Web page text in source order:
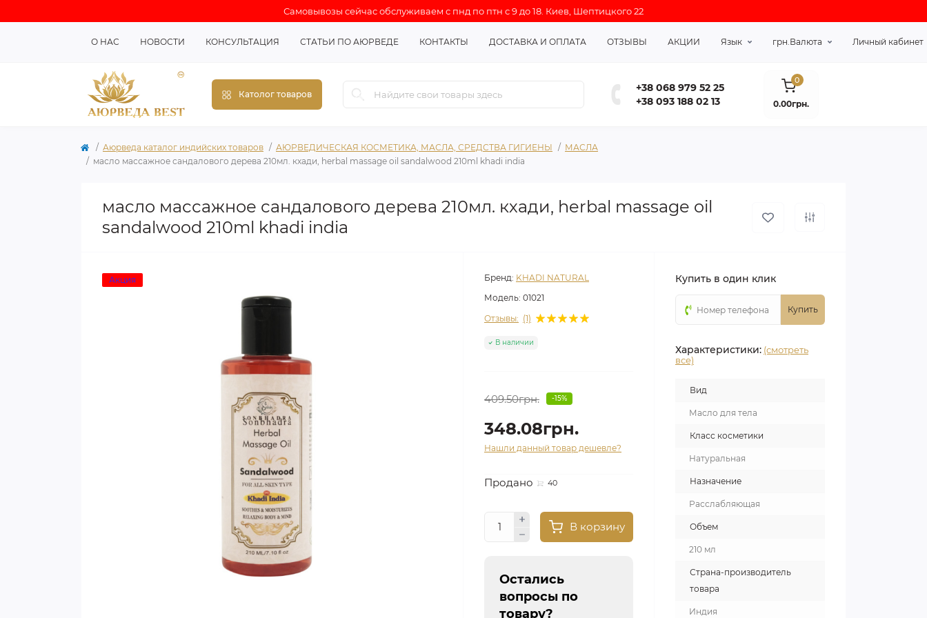
Самовывозы сейчас обслуживаем с пнд по птн с 9 до 18. Киев, Шептицкого 22
О НАС НОВОСТИ КОНСУЛЬТАЦИЯ СТАТЬИ ПО АЮРВЕДЕ КОНТАКТЫ ДОСТАВКА И ОПЛАТА ОТЗЫВЫ АКЦИИ Язык грн.Валюта Личный кабинет
Католог товаров
+38 068 979 52 25
+38 093 188 02 13
0
0.00грн.
Аюрведа каталог индийских товаров АЮРВЕДИЧЕСКАЯ КОСМЕТИКА, МАСЛА, СРЕДСТВА ГИГИЕНЫ
МАСЛА
масло массажное сандалового дерева 210мл. кхади, herbal massage oil sandalwood 210ml khadi india
масло массажное сандалового дерева 210мл. кхади, herbal massage oil
sandalwood 210ml khadi india
Акция Бренд: KHADI NATURAL
Модель: 01021
Отзывы: (1)
В наличии
409.50грн. -15%
348.08грн.
Нашли данный товар дешевле?
Продано 40
В корзину
Остались
вопросы по
товару?
Купить в один клик
Купить
Характеристики: (смотреть
все)
Вид
Масло для тела
Класс косметики
Натуральная
Назначение
Расслабляющая
Объем
210 мл
Страна-производитель
товара
Индия